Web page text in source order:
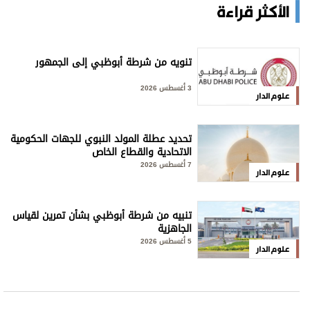
الأكثر قراءة
علوم الدار
تنويه من شرطة أبوظبي إلى الجمهور
علوم الدار
تحديد عطلة المولد النبوي للجهات الحكومية
الاتحادية والقطاع الخاص
علوم الدار
تنبيه من شرطة أبوظبي بشأن تمرين لقياس
الجاهزية
5 أغسطس 2026